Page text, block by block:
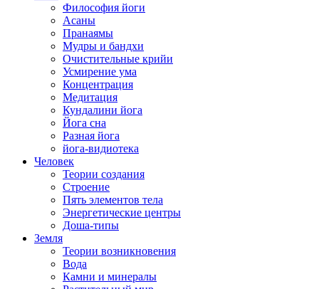
Философия йоги
Асаны
Пранаямы
Мудры и бандхи
Очистительные крийи
Усмирение ума
Концентрация
Медитация
Кундалини йога
Йога сна
Разная йога
йога-видиотека
Человек
Теории создания
Строение
Пять элементов тела
Энергетические центры
Доша-типы
Земля
Теории возникновения
Вода
Камни и минералы